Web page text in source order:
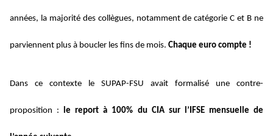
années, la majorité des collègues, notamment de catégorie C et B ne
parviennent plus à boucler les fins de mois. Chaque euro compte !
Dans ce contexte le SUPAP-FSU avait formalisé une contre-
proposition : le report à 100% du CIA sur l’IFSE mensuelle de